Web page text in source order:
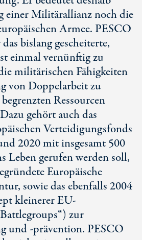
einer Militärallianz noch die
Armee. PESCO
bislang gescheiterte,
einmal vernünftig zu
militärischen Fähigkeiten
von Doppelarbeit zu
Ressourcen
gehört auch das
Verteidigungsfonds
2020 mit insgesamt 500
Leben gerufen werden soll,
Europäische
sowie das ebenfalls 2004
kleinerer EU-
zur
und -prävention. PESCO